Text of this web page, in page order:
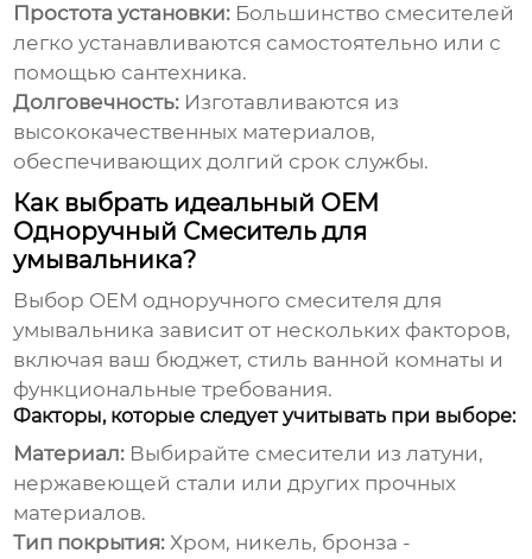
Простота установки: Большинство смесителей
легко устанавливаются самостоятельно или с
помощью сантехника.
Долговечность: Изготавливаются из
высококачественных материалов,
обеспечивающих долгий срок службы.
Как выбрать идеальный OEM
Одноручный Смеситель для
умывальника?
Выбор OEM одноручного смесителя для
умывальника зависит от нескольких факторов,
включая ваш бюджет, стиль ванной комнаты и
функциональные требования.
Факторы, которые следует учитывать при выборе:
Материал: Выбирайте смесители из латуни,
нержавеющей стали или других прочных
материалов.
Тип покрытия: Хром, никель, бронза -